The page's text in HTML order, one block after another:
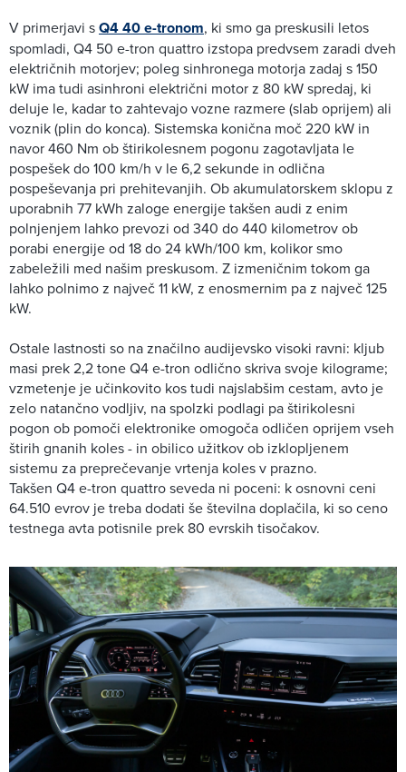
V primerjavi sQ4 40 e-tronom, ki smo ga preskusili letos
spomladi, Q4 50 e-tron quattro izstopa predvsem zaradi dveh
električnih motorjev; poleg sinhronega motorja zadaj s 150
kW ima tudi asinhroni električni motor z 80 kW spredaj, ki
deluje le, kadar to zahtevajo vozne razmere (slab oprijem) ali
voznik (plin do konca). Sistemska konična moč 220 kW in
navor 460 Nm ob štirikolesnem pogonu zagotavljata le
pospešek do 100 km/h v le 6,2 sekunde in odlična
pospeševanja pri prehitevanjih. Ob akumulatorskem sklopu z
uporabnih 77 kWh zaloge energije takšen audi z enim
polnjenjem lahko prevozi od 340 do 440 kilometrov ob
porabi energije od 18 do 24 kWh/100 km, kolikor smo
zabeležili med našim preskusom. Z izmeničnim tokom ga
lahko polnimo z največ 11 kW, z enosmernim pa z največ 125
kW.
Ostale lastnosti so na značilno audijevsko visoki ravni: kljub
masi prek 2,2 tone Q4 e-tron odlično skriva svoje kilograme;
vzmetenje je učinkovito kos tudi najslabšim cestam, avto je
zelo natančno vodljiv, na spolzki podlagi pa štirikolesni
pogon ob pomoči elektronike omogoča odličen oprijem vseh
štirih gnanih koles - in obilico užitkov ob izklopljenem
sistemu za preprečevanje vrtenja koles v prazno.
Takšen Q4 e-tron quattro seveda ni poceni: k osnovni ceni
64.510 evrov je treba dodati še številna doplačila, ki so ceno
testnega avta potisnile prek 80 evrskih tisočakov.